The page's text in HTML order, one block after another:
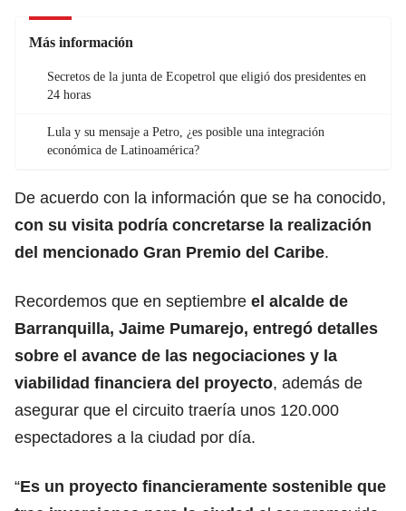
Más información
Secretos de la junta de Ecopetrol que eligió dos presidentes en
24 horas
Lula y su mensaje a Petro, ¿es posible una integración
económica de Latinoamérica?
De acuerdo con la información que se ha conocido,
con su visita podría concretarse la realización
del mencionado Gran Premio del Caribe.
Recordemos que en septiembre el alcalde de
Barranquilla, Jaime Pumarejo, entregó detalles
sobre el avance de las negociaciones y la
viabilidad financiera del proyecto, además de
asegurar que el circuito traería unos 120.000
espectadores a la ciudad por día.
“Es un proyecto financieramente sostenible que